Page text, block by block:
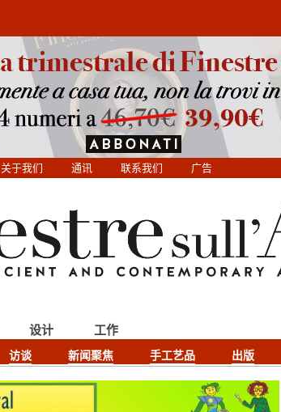
关于我们 通讯 联系我们 广告
访谈 新闻聚焦 手工艺品 出版
设计 工作